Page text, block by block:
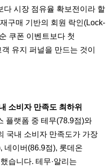
다 시장 점유율 확보전이라 할
구매 기반의 회원 락인(Lock-
쿠폰 이벤트보다 첫
유지 퍼널을 만드는 것이
소비자 만족도 최하위
플랫폼 중 테무(78.9점)와
국내 소비자 만족도가 가장
네이버(86.9점), 롯데온
습니다. 테무·알리는